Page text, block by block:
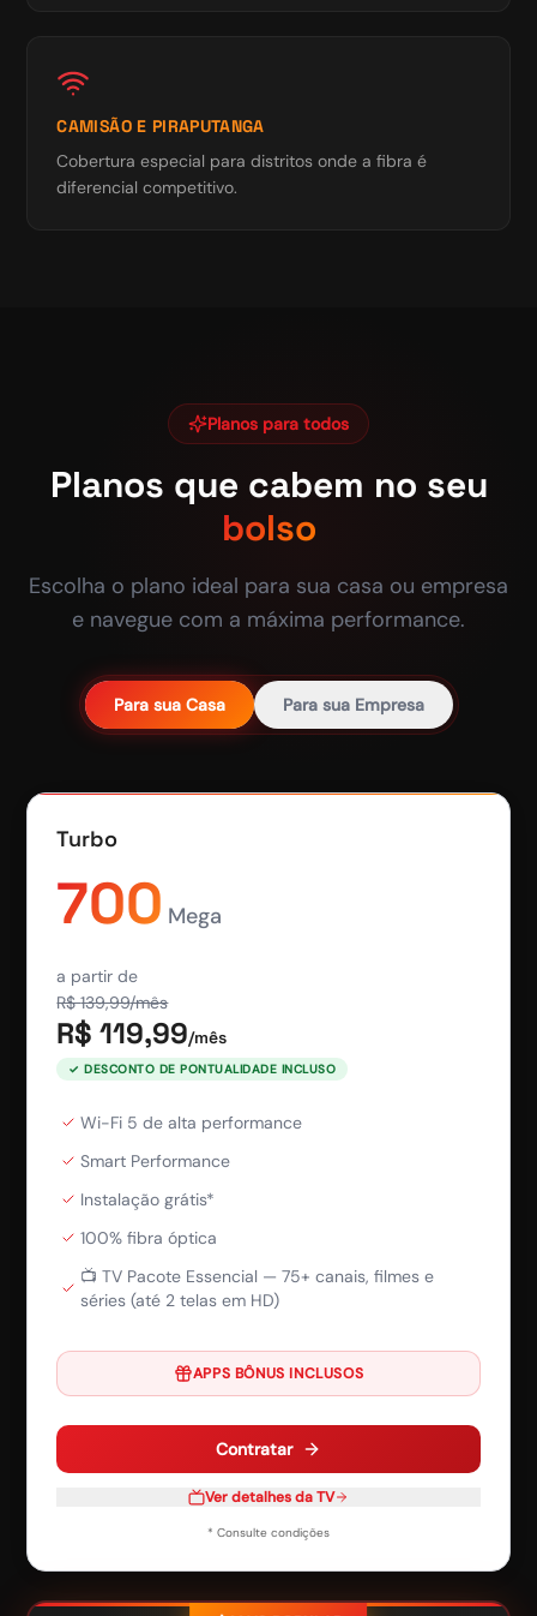
CAMISÃO E PIRAPUTANGA
Cobertura especial para distritos onde a fibra é
diferencial competitivo.
Planos para todos
Planos que cabem no seu
bolso
Escolha o plano ideal para sua casa ou empresa
e navegue com a máxima performance.
Para sua Casa Para sua Empresa
Turbo
700 Mega
a partir de
R$139,99/mês
R$119,99/mês
✓ DESCONTO DE PONTUALIDADE INCLUSO
Wi-Fi 5 de alta performance
Smart Performance
Instalação grátis*
100% fibra óptica
📺 TV Pacote Essencial — 75+ canais, filmes e
séries (até 2 telas em HD)
APPS BÔNUS INCLUSOS
Contratar
Ver detalhes da TV
* Consulte condições